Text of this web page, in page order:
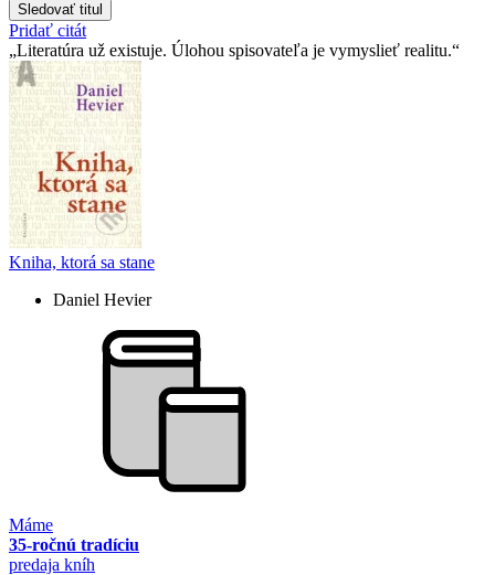
Sledovať titul
Pridať citát
Literatúra už existuje. Úlohou spisovateľa je vymyslieť realitu.
Kniha, ktorá sa stane
Daniel Hevier
Máme
35-ročnú tradíciu
predaja kníh